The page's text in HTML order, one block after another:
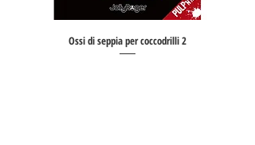
Ossi di seppia per coccodrilli 2